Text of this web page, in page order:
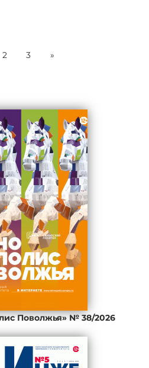
2 3 »
Поволжья» № 38/2026